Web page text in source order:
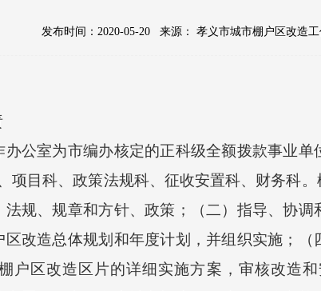
发布时间：2020-05-20 来源： 孝义市城市棚户区改造
室为市编办核定的正科级全额拨款事业单
项目科、政策法规科、征收安置科、财务科
规、规章和方针、政策；（二）指导、协
改造总体规划和年度计划，并组织实施；
户区改造区片的详细实施方案，审核改造